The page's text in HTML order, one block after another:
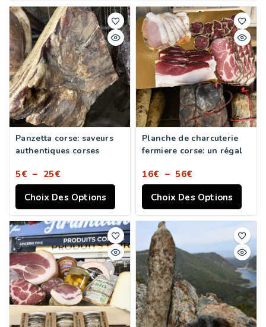
Panzetta corse: saveurs
authentiques corses
5€ – 25€
Choix Des Options
Planche de charcuterie
fermiere corse: un régal
16€ – 56€
Choix Des Options